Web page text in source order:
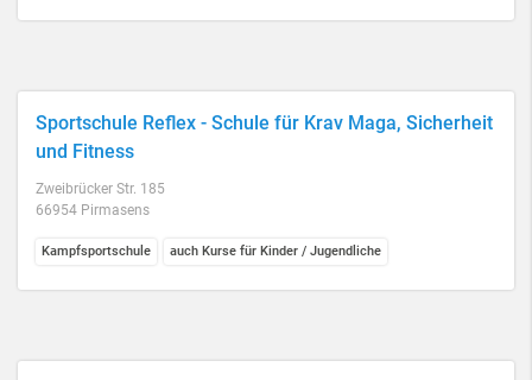
Sportschule Reflex - Schule für Krav Maga, Sicherheit
und Fitness
Zweibrücker Str. 185
66954 Pirmasens
Kampfsportschule auch Kurse für Kinder / Jugendliche